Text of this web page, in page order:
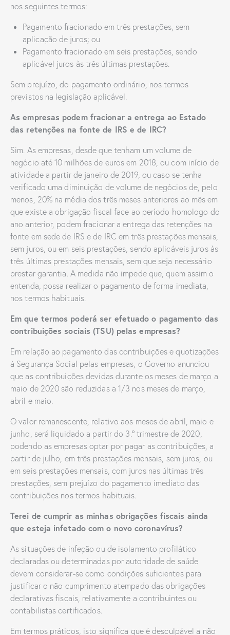
nos seguintes termos:
Pagamento fracionado em três prestações, sem
aplicação de juros; ou
Pagamento fracionado em seis prestações, sendo
aplicável juros às três últimas prestações.
Sem prejuízo, do pagamento ordinário, nos termos
previstos na legislação aplicável.
As empresas podem fracionar a entrega ao Estado
das retenções na fonte de IRS e de IRC?
Sim. As empresas, desde que tenham um volume de
negócio até 10 milhões de euros em 2018, ou com início de
atividade a partir de janeiro de 2019, ou caso se tenha
verificado uma diminuição de volume de negócios de, pelo
menos, 20% na média dos três meses anteriores ao mês em
que existe a obrigação fiscal face ao período homologo do
ano anterior, podem fracionar a entrega das retenções na
fonte em sede de IRS e de IRC em três prestações mensais,
sem juros, ou em seis prestações, sendo aplicáveis juros às
três últimas prestações mensais, sem que seja necessário
prestar garantia. A medida não impede que, quem assim o
entenda, possa realizar o pagamento de forma imediata,
nos termos habituais.
Em que termos poderá ser efetuado o pagamento das
contribuições sociais (TSU) pelas empresas?
Em relação ao pagamento das contribuições e quotizações
à Segurança Social pelas empresas, o Governo anunciou
que as contribuições devidas durante os meses de março a
maio de 2020 são reduzidas a 1/3 nos meses de março,
abril e maio.
O valor remanescente, relativo aos meses de abril, maio e
junho, será liquidado a partir do 3.º trimestre de 2020,
podendo as empresas optar por pagar as contribuições, a
partir de julho, em três prestações mensais, sem juros, ou
em seis prestações mensais, com juros nas últimas três
prestações, sem prejuízo do pagamento imediato das
contribuições nos termos habituais.
Terei de cumprir as minhas obrigações fiscais ainda
que esteja infetado com o novo coronavírus?
As situações de infeção ou de isolamento profilático
declaradas ou determinadas por autoridade de saúde
devem considerar-se como condições suficientes para
justificar o não cumprimento atempado das obrigações
declarativas fiscais, relativamente a contribuintes ou
contabilistas certificados.
Em termos práticos, isto significa que é desculpável a não